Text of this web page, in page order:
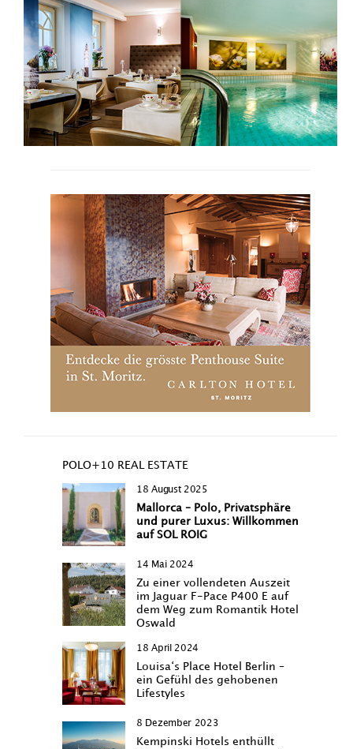
POLO+10 REAL ESTATE
18 August 2025
Mallorca – Polo, Privatsphäre
und purer Luxus: Willkommen
auf SOL ROIG
14 Mai 2024
Zu einer vollendeten Auszeit
im Jaguar F-Pace P400 E auf
dem Weg zum Romantik Hotel
Oswald
18 April 2024
Louisa‘s Place Hotel Berlin –
ein Gefühl des gehobenen
Lifestyles
8 Dezember 2023
Kempinski Hotels enthüllt